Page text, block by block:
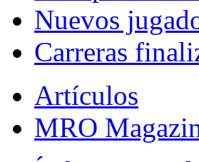
Nuevos
Carreras
Artículos
MRO